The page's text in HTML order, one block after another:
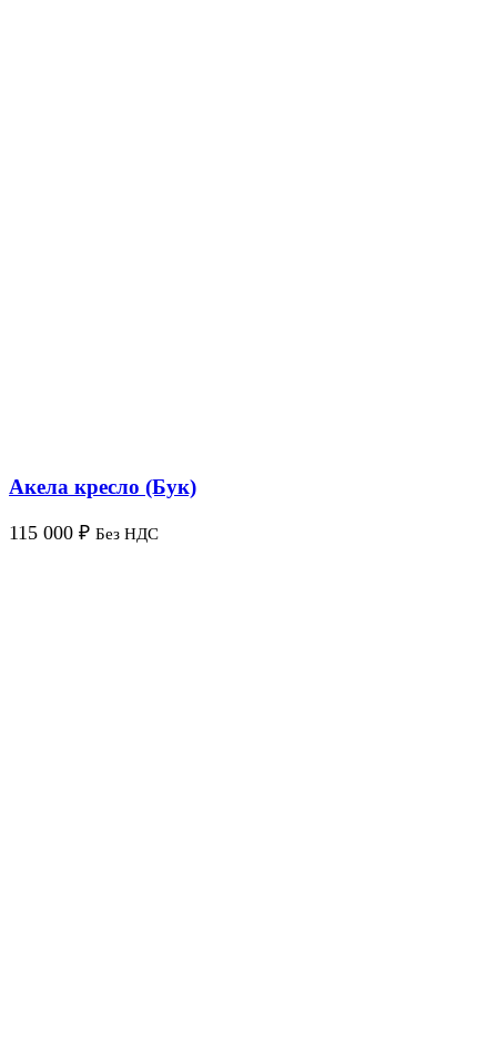
Акела кресло (Бук)
115 000 ₽ Без НДС